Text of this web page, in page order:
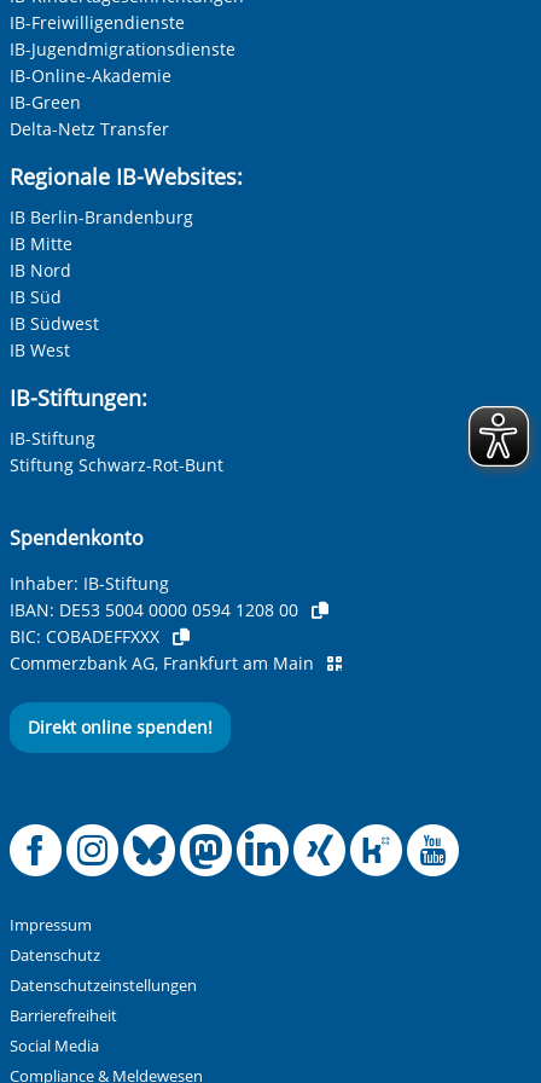
Datenübertragung in die USA, wo kein gleichwertiges
Datenschutzniveau gewährleistet ist, nicht ausgeschlossen
werden. Alle Informationen zum Schutz Ihrer Daten finden
Sie in unserer Datenschutzerklärung. Ihre Einwilligung
können Sie in unseren Datenschutzeinstellungen jederzeit
IB-Freiwilligendienste
IB-Jugendmigrationsdienste
IB-Online-Akademie
IB-Green
Delta-Netz Transfer
Regionale IB-Websites:
IB Berlin-Brandenburg
IB Mitte
IB Nord
IB Süd
IB Südwest
IB West
IB-Stiftungen:
IB-Stiftung
Stiftung Schwarz-Rot-Bunt
Spendenkonto
Inhaber: IB-Stiftung
IBAN: DE53 5004 0000 0594 1208 00
BIC: COBADEFFXXX
Commerzbank AG, Frankfurt am Main
Direkt online spenden!
Offizielle
Offizielle
Offizielle
Offizielle
Offizielle
Impressum
Datenschutz
Datenschutzeinstellungen
Barrierefreiheit
Social Media
Compliance & Meldewesen